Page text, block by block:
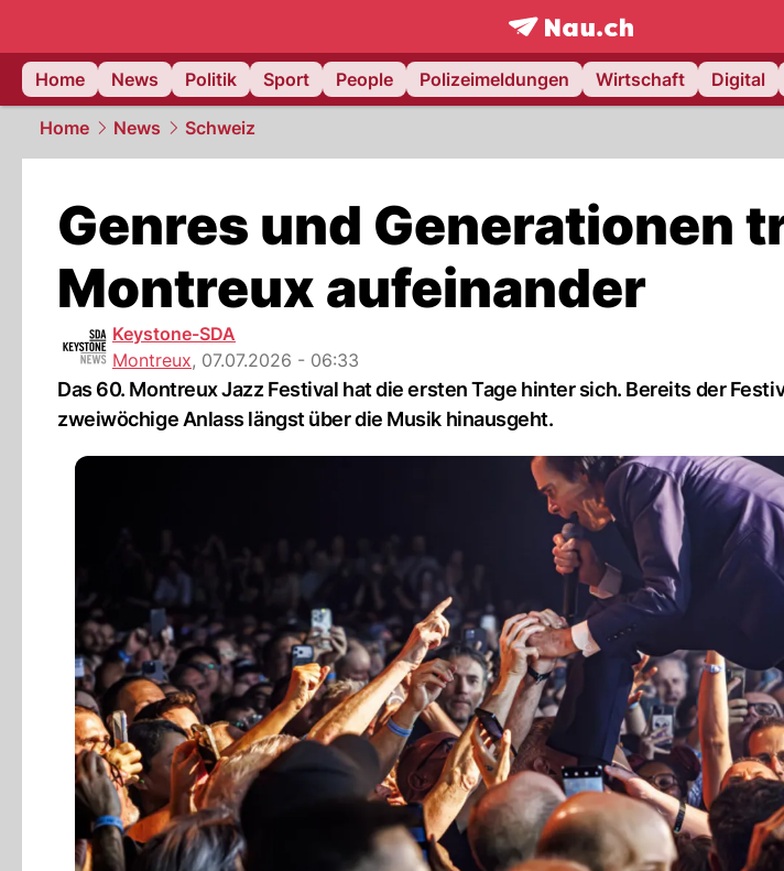
frontpage.NAU.ch
Home
News Politik Sport People Polizeimeldungen Wirtschaft Digital
Home News Schweiz
Genres und Generationen
Montreux aufeinander
Keystone-SDA
Montreux, 07.07.2026 - 06:33
Das 60. Montreux Jazz Festival hat die ersten Tage hinter sich. Bereits der
zweiwöchige Anlass längst über die Musik hinausgeht.